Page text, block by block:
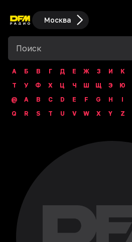
Москва
А Б В Г Д Е Ж З И К
Т
У Ф Х Ц Ч Ш Щ Э Ю
@
A B C D E F G H I
Q
R S T U V W X Y Z